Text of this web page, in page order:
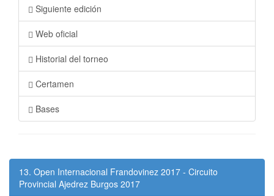
Siguiente edición
Web oficial
Historial del torneo
Certamen
Bases
13. Open Internacional Frandovinez 2017 - Circuito
Provincial Ajedrez Burgos 2017